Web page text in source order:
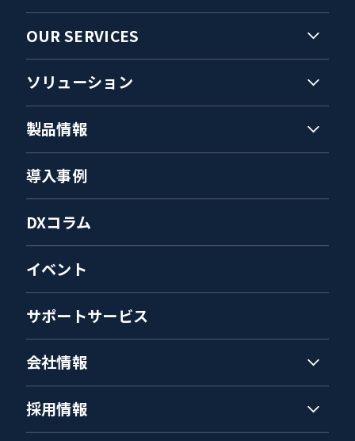
OUR SERVICES
ソリューション
製品情報
導入事例
DXコラム
イベント
サポートサービス
会社情報
採用情報